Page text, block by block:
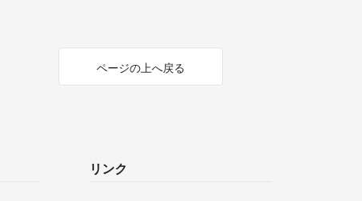
ページの上へ戻る
リンク